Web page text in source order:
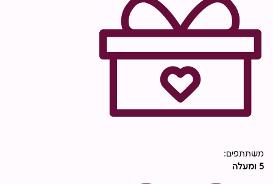
⁦₪ 14,000⁩
משתתפים:
5 ומעלה